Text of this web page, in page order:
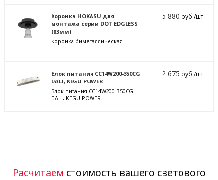
Коронка HOKASU для
монтажа серии DOT EDGLESS
(83мм)
Коронка биметаллическая
5 880руб /шт
Блок питания CC14W200-350CG
DALI, KEGU POWER
Блок питания CC14W200-350CG
DALI, KEGU POWER
2 675руб /шт
Расчитаем стоимость вашего светового